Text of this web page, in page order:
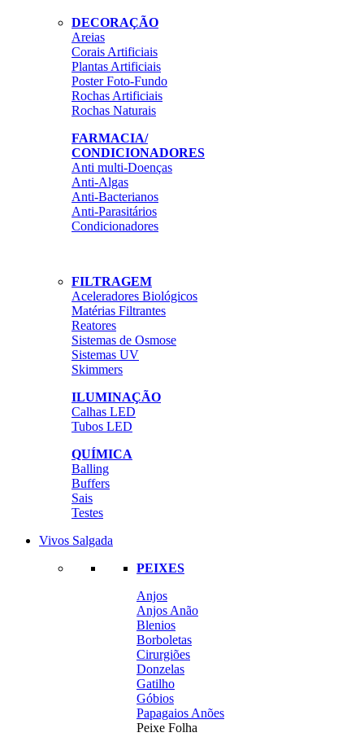
DECORAÇÃO
Areias
Corais Artificiais
Plantas Artificiais
Poster Foto-Fundo
Rochas Artificiais
Rochas Naturais
FARMACIA/
CONDICIONADORES
Anti multi-Doenças
Anti-Algas
Anti-Bacterianos
Anti-Parasitários
Condicionadores
FILTRAGEM
Aceleradores Biológicos
Matérias Filtrantes
Reatores
Sistemas de Osmose
Sistemas UV
Skimmers
ILUMINAÇÃO
Calhas LED
Tubos LED
QUÍMICA
Balling
Buffers
Sais
Testes
Vivos Salgada
PEIXES
Anjos
Anjos Anão
Blenios
Borboletas
Cirurgiões
Donzelas
Gatilho
Góbios
Papagaios Anões
Peixe Folha